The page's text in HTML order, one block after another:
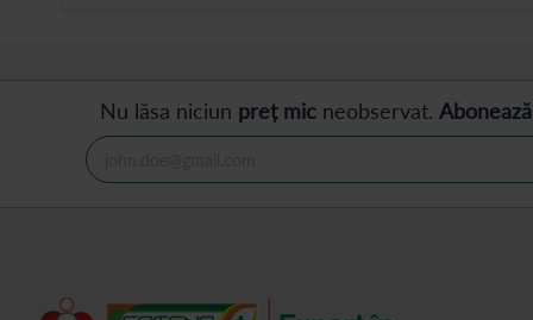
Nu lăsa niciun preț mic neobservat.